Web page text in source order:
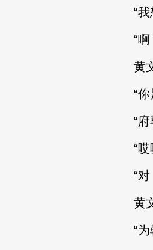
“我
“啊
黄文
“你
“府尊
“哎哎
“对，
黄文
“为朝